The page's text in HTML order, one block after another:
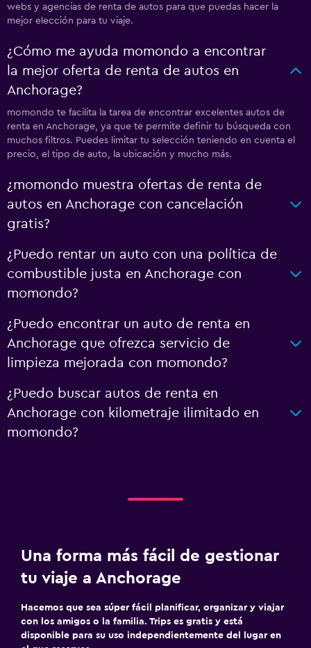
webs y agencias de renta de autos para que puedas hacer la
mejor elección para tu viaje.
¿Cómo me ayuda momondo a encontrar
la mejor oferta de renta de autos en
Anchorage?
momondo te facilita la tarea de encontrar excelentes autos de
renta en Anchorage, ya que te permite definir tu búsqueda con
muchos filtros. Puedes limitar tu selección teniendo en cuenta el
precio, el tipo de auto, la ubicación y mucho más.
¿momondo muestra ofertas de renta de
autos en Anchorage con cancelación
gratis?
¿Puedo rentar un auto con una política de
combustible justa en Anchorage con
momondo?
¿Puedo encontrar un auto de renta en
Anchorage que ofrezca servicio de
limpieza mejorada con momondo?
¿Puedo buscar autos de renta en
Anchorage con kilometraje ilimitado en
momondo?
Una forma más fácil de gestionar
tu viaje a Anchorage
Hacemos que sea súper fácil planificar, organizar y viajar
con los amigos o la familia. Trips es gratis y está
disponible para su uso independientemente del lugar en